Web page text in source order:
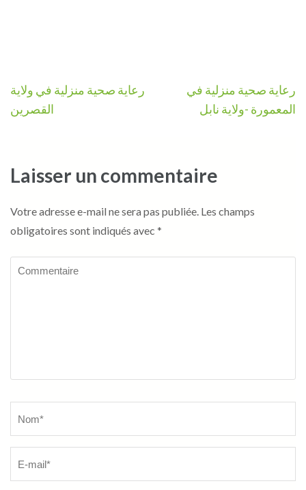
Navigation
de
رعاية صحية منزلية في ولاية
القصرين
رعاية صحية منزلية في
المعمورة -ولاية نابل
Laisser un commentaire
Votre adresse e-mail ne sera pas publiée. Les champs
obligatoires sont indiqués avec *
Commentaire